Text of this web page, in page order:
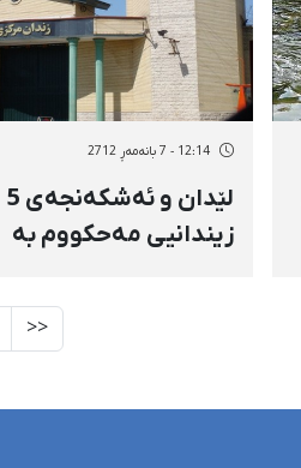
12:14 - 7 بانەمەڕ 2712
لێدان و ئەشكەنجەی 5
زیندانیی مەحكووم بە
<<